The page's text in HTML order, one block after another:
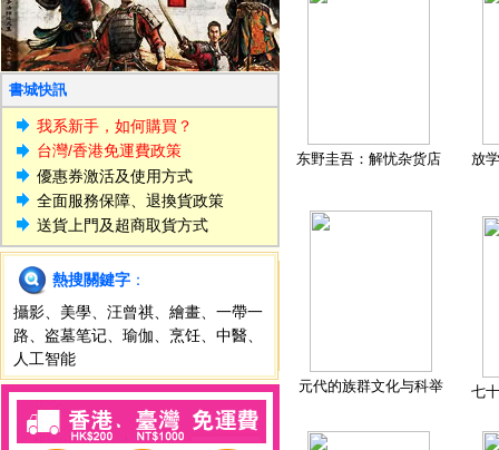
書城快訊
我系新手，如何購買？
台灣/香港免運費政策
優惠券激活及使用方式
全面服務保障、退換貨政策
送貨上門及超商取貨方式
熱搜關鍵字 ：
攝影
美學 汪曾祺 繪畫
一帶一
路
盗墓笔记 瑜伽 烹饪 中醫
人工智能
东野圭吾：解忧杂货店 放
元代的族群文化与科举 七